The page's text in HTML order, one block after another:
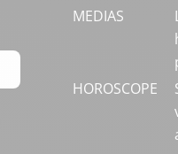
MEDIAS
HOROSCOPE